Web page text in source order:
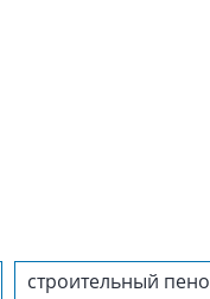
строительный